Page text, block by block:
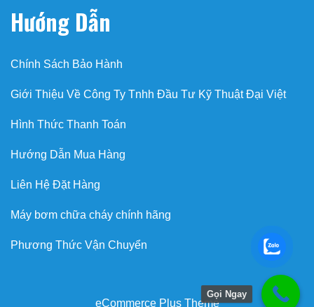
Hướng Dẫn
Chính Sách Bảo Hành
Giới Thiệu Về Công Ty Tnhh Đầu Tư Kỹ Thuật Đại Việt
Hình Thức Thanh Toán
Hướng Dẫn Mua Hàng
Liên Hệ Đặt Hàng
Máy bơm chữa cháy chính hãng
Phương Thức Vận Chuyển
eCommerce Plus Theme
Gọi Ngay